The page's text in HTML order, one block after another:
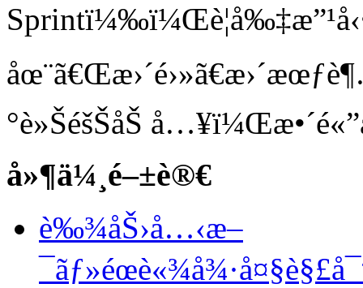
°è»ŠéšŠåŠ
å»¶ä¼¸é–±è®€
è‰¾åŠ›å…‹æ–